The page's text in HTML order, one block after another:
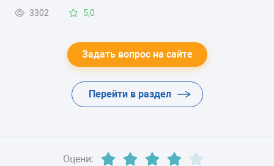
ХЛАДАГЕНТ
выключает.
3302 5,0
Задать вопрос на сайте
Перейти в раздел
Оцени: